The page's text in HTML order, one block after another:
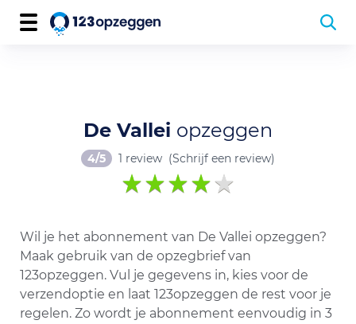
De Vallei opzeggen
4/5 1 review (Schrijf een review)
Wil je het abonnement van De Vallei opzeggen?
Maak gebruik van de opzegbrief van
123opzeggen. Vul je gegevens in, kies voor de
verzendoptie en laat 123opzeggen de rest voor je
regelen. Zo wordt je abonnement eenvoudig in 3